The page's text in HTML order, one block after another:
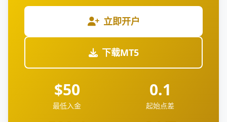
立即开户
下载MT5
$50
最低入金
0.1
起始点差